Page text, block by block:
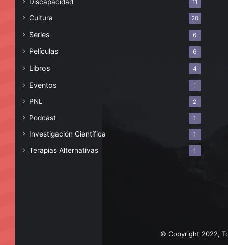
Discapacidad 11
Cultura 20
Series 6
Películas 6
Libros 4
Eventos 1
PNL 2
Podcast 1
Investigación Científica 1
Terapias Alternativas 1
© Copyright 2022,